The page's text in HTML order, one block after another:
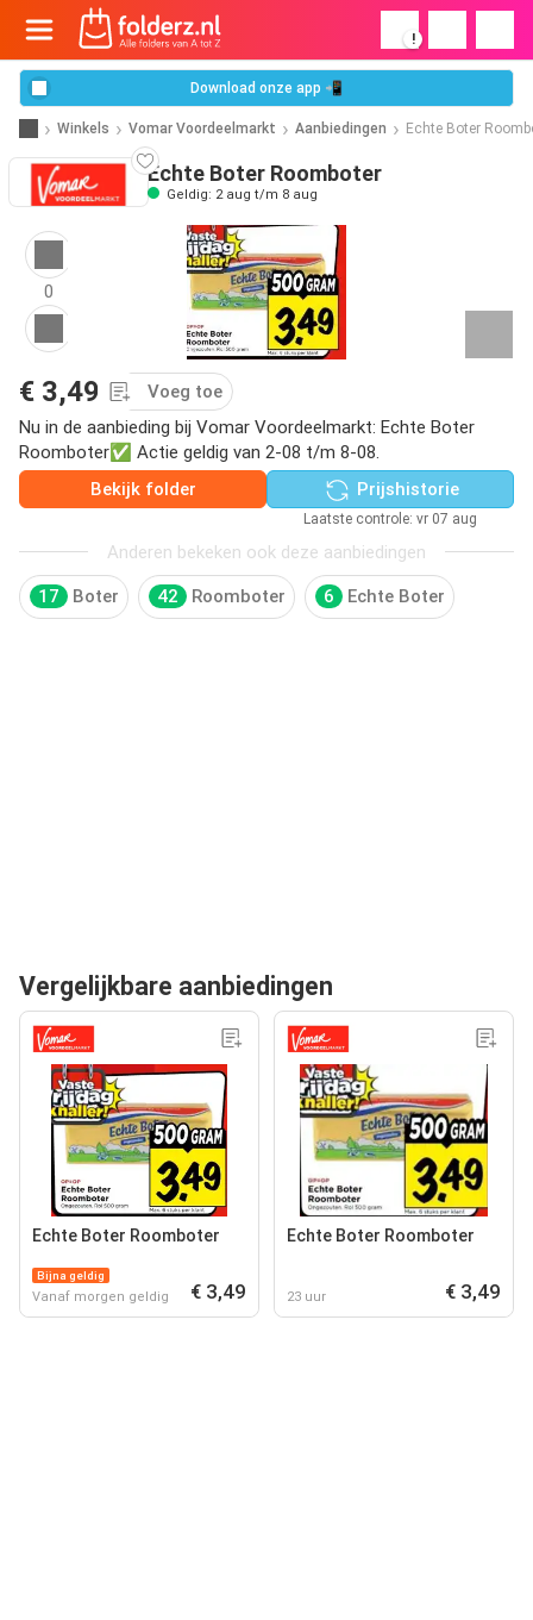
!
Download onze app 📲
Winkels Vomar Voordeelmarkt Aanbiedingen Echte Boter
Echte Boter Roomboter
Geldig: 2 aug t/m 8 aug
0
€ 3,49
Voeg toe
Nu in de aanbieding bij Vomar Voordeelmarkt: Echte Boter
Roomboter✅ Actie geldig van 2-08 t/m 8-08.
Bekijk folder
Prijshistorie
Laatste controle: vr 07 aug
Anderen bekeken ook deze aanbiedingen
17 Boter 42 Roomboter 6 Echte Boter
Vergelijkbare aanbiedingen
Echte Boter Roomboter
Bijna geldig
Vanaf morgen geldig € 3,49
Echte Boter Roomboter
23 uur € 3,49